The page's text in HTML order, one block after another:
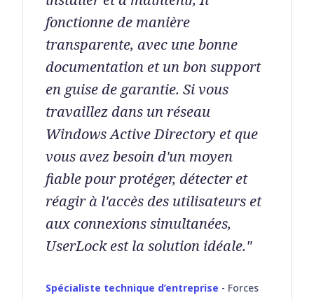
fonctionne de manière
transparente, avec une bonne
documentation et un bon support
en guise de garantie. Si vous
travaillez dans un réseau
Windows Active Directory et que
vous avez besoin d'un moyen
fiable pour protéger, détecter et
réagir à l'accès des utilisateurs et
aux connexions simultanées,
UserLock est la solution idéale."
Spécialiste technique d’entreprise - Forces